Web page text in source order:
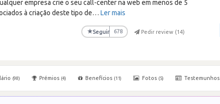
empresa crie o seu call-center na web em menos de 5
à criação deste tipo de… Ler mais
★Seguir 678 Pedir review (14)
(98) Prémios (4) Benefícios (11) Fotos (5) Testemunhos